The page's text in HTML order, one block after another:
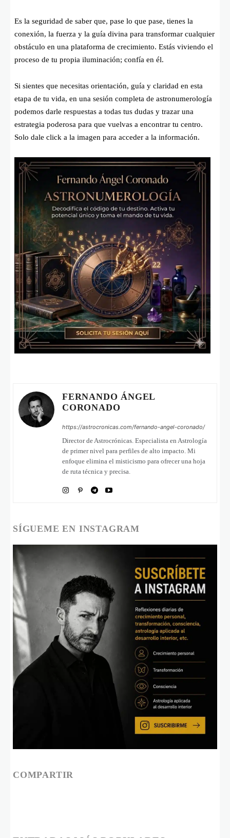
Es la seguridad de saber que, pase lo que pase, tienes la
conexión, la fuerza y la guía divina para transformar cualquier
obstáculo en una plataforma de crecimiento. Estás viviendo el
proceso de tu propia iluminación; confía en él.
Si sientes que necesitas orientación, guía y claridad en esta
etapa de tu vida, en una sesión completa de astronumerología
podemos darle respuestas a todas tus dudas y trazar una
estrategia poderosa para que vuelvas a encontrar tu centro.
Solo dale click a la imagen para acceder a la información.
FERNANDO ÁNGEL
CORONADO
https://astrocronicas.com/fernando-angel-coronado/
Director de Astrocrónicas. Especialista en Astrología
de primer nivel para perfiles de alto impacto. Mi
enfoque elimina el misticismo para ofrecer una hoja
de ruta técnica y precisa.
SÍGUEME EN INSTAGRAM
COMPARTIR